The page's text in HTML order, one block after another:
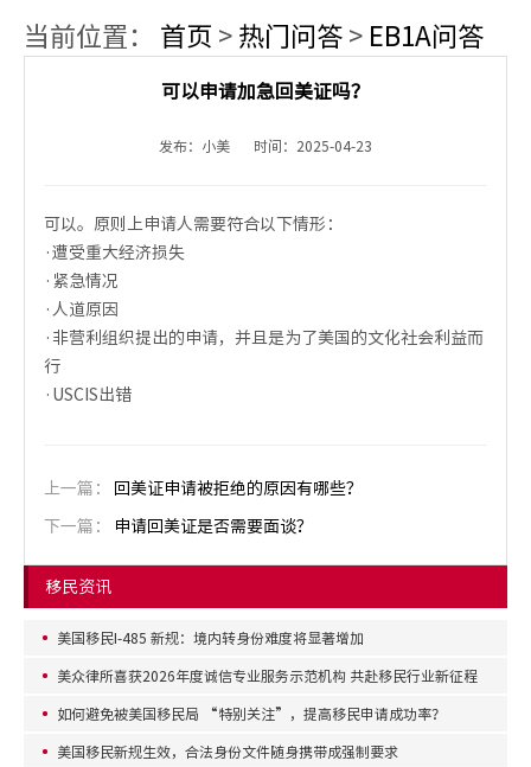
当前位置： 首页 > 热门问答 > EB1A问答
可以申请加急回美证吗？
发布：小美 时间：2025-04-23
可以。原则上申请人需要符合以下情形：
·遭受重大经济损失
·紧急情况
·人道原因
·非营利组织提出的申请，并且是为了美国的文化社会利益而
行
·USCIS出错
上一篇： 回美证申请被拒绝的原因有哪些？
下一篇： 申请回美证是否需要面谈？
移民资讯
美国移民I-485 新规：境内转身份难度将显著增加
美众律所喜获2026年度诚信专业服务示范机构 共赴移民行业新征程
如何避免被美国移民局 “特别关注”，提高移民申请成功率？
美国移民新规生效，合法身份文件随身携带成强制要求